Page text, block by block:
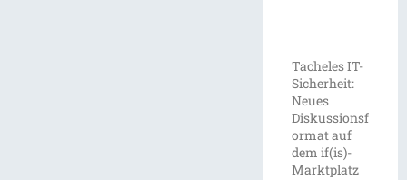
Tacheles IT-
Sicherheit:
Neues
Diskussionsf
ormat auf
dem if(is)-
Marktplatz